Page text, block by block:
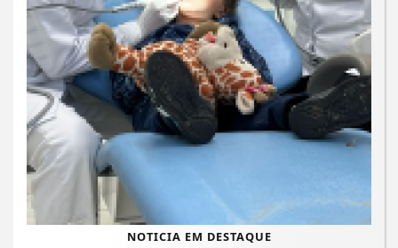
NOTICIA EM DESTAQUE